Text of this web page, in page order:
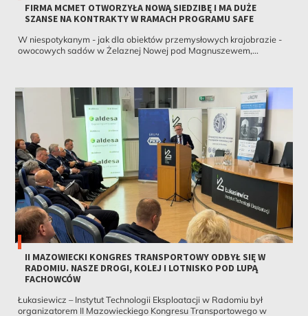
FIRMA MCMET OTWORZYŁA NOWĄ SIEDZIBĘ I MA DUŻE
SZANSE NA KONTRAKTY W RAMACH PROGRAMU SAFE
W niespotykanym - jak dla obiektów przemysłowych krajobrazie -
owocowych sadów w Żelaznej Nowej pod Magnuszewem,...
II MAZOWIECKI KONGRES TRANSPORTOWY ODBYŁ SIĘ W
RADOMIU. NASZE DROGI, KOLEJ I LOTNISKO POD LUPĄ
FACHOWCÓW
Łukasiewicz – Instytut Technologii Eksploatacji w Radomiu był
organizatorem II Mazowieckiego Kongresu Transportowego w